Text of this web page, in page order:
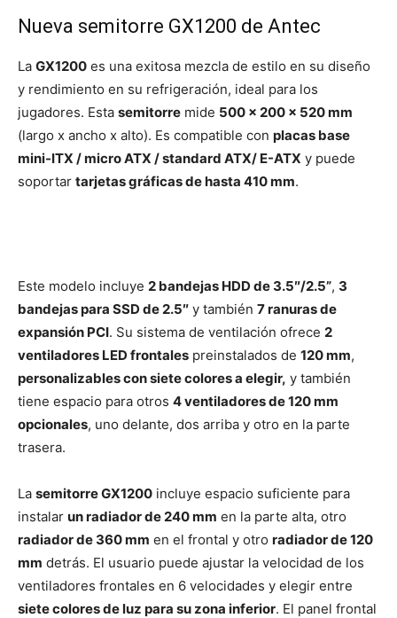
Nueva semitorre GX1200 de Antec
La GX1200 es una exitosa mezcla de estilo en su diseño
y rendimiento en su refrigeración, ideal para los
jugadores. Esta semitorre mide 500 x 200 x 520 mm
(largo x ancho x alto). Es compatible con placas base
mini-ITX / micro ATX / standard ATX/ E-ATX y puede
soportar tarjetas gráficas de hasta 410 mm.
Este modelo incluye 2 bandejas HDD de 3.5″/2.5”, 3
bandejas para SSD de 2.5″ y también 7 ranuras de
expansión PCI. Su sistema de ventilación ofrece 2
ventiladores LED frontales preinstalados de 120 mm,
personalizables con siete colores a elegir, y también
tiene espacio para otros 4 ventiladores de 120 mm
opcionales, uno delante, dos arriba y otro en la parte
trasera.
La semitorre GX1200 incluye espacio suficiente para
instalar un radiador de 240 mm en la parte alta, otro
radiador de 360 mm en el frontal y otro radiador de 120
mm detrás. El usuario puede ajustar la velocidad de los
ventiladores frontales en 6 velocidades y elegir entre
siete colores de luz para su zona inferior. El panel frontal